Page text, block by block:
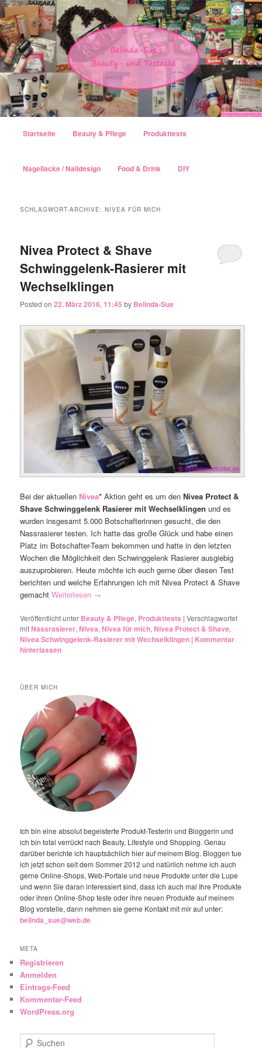
Zum Inhalt wechseln
Zum sekundären Inhalt wechseln
Startseite Beauty & Pflege Produkttests
Nagellacke / Naildesign Food & Drink DIY
SCHLAGWORT-ARCHIVE:NIVEA FÜR MICH
Nivea Protect & Shave
Schwinggelenk-Rasierer mit
Wechselklingen
Posted on22. März 2016, 11:45 by Belinda-Sue
Bei der aktuellen Nivea* Aktion geht es um denNivea Protect &
Shave Schwinggelenk Rasierer mit Wechselklingen und es
wurden insgesamt 5.000 Botschafterinnen gesucht, die den
Nassrasierer testen. Ich hatte das große Glück und habe einen
Platz im Botschafter-Team bekommen und hatte in den letzten
Wochen die Möglichkeit den Schwinggelenk Rasierer ausgiebig
auszuprobieren. Heute möchte ich euch gerne über diesen Test
berichten und welche Erfahrungen ich mit Nivea Protect & Shave
gemachtWeiterlesen →
Veröffentlicht unter Beauty & Pflege, Produkttests |Verschlagwortet
mitNassrasierer,Nivea,Nivea für mich,Nivea Protect & Shave,
Nivea Schwinggelenk-Rasierer mit Wechselklingen | Kommentar
hinterlassen
ÜBER MICH
Ich bin eine absolut begeisterte Produkt-Testerin und Bloggerin und
ich bin total verrückt nach Beauty, Lifestyle und Shopping. Genau
darüber berichte ich hauptsächlich hier auf meinem Blog. Bloggen tue
ich jetzt schon seit dem Sommer 2012 und natürlich nehme ich auch
gerne Online-Shops, Web-Portale und neue Produkte unter die Lupe
und wenn Sie daran interessiert sind, dass ich auch mal Ihre Produkte
oder ihren Online-Shop teste oder ihre neuen Produkte auf meinem
Blog vorstelle, dann nehmen sie gerne Kontakt mit mir auf unter:
belinda_sue@web.de
META
Registrieren
Anmelden
Eintrags-Feed
Kommentar-Feed
WordPress.org
Suchen